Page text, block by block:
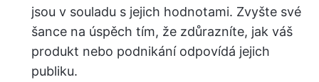
jsou v souladu s jejich hodnotami. Zvyšte své
šance na úspěch tím, že zdůrazníte, jak váš
produkt nebo podnikání odpovídá jejich
publiku.